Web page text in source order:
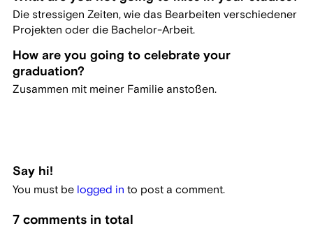
Die stressigen Zeiten, wie das Bearbeiten verschiedener
Projekten oder die Bachelor-Arbeit.
How are you going to celebrate your
graduation?
Zusammen mit meiner Familie anstoßen.
Say hi!
You must be logged in to post a comment.
7 comments in total